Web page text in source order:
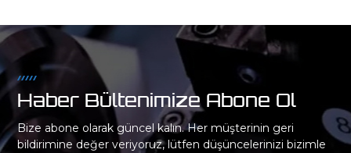
Haber Bültenimize Abone Ol
Bize abone olarak güncel kalın. Her müşterinin geri
bildirimine değer veriyoruz, lütfen düşüncelerinizi bizimle